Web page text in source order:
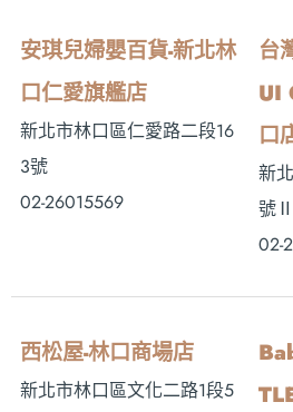
安琪兒婦嬰百貨-新北林
口仁愛旗艦店
新北市林口區仁愛路二段16
3號
02-26015569
台
UI
口
新
號
02-
西松屋-林口商場店
新北市林口區文化二路1段5